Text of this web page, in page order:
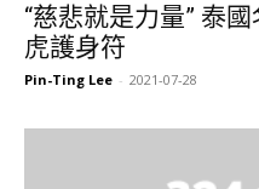
“慈悲就是力量” 泰
虎護身符
Pin-Ting Lee - 2021-07-28